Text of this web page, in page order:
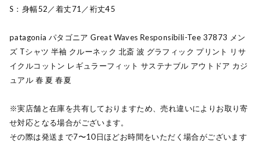
S：身幅52／着丈71／裄丈45
patagonia パタゴニア Great Waves Responsibili-Tee 37873 メン
ズ Tシャツ 半袖 クルーネック 北斎 波 グラフィック プリント リサ
イクルコットン レギュラーフィット サステナブル アウトドア カジ
ュアル 春 夏 春夏
※実店舗と在庫を共有しておりますため、売れ違いによりお取り寄
せ対応となる場合がございます。
その際は発送まで7〜10日ほどお時間をいただく場合がございます